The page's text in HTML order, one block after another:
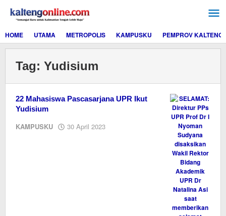
konten
HOME
UTAMA METROPOLIS KAMPUSKU PEMPROV KALTENG
Tag: Yudisium
22 Mahasiswa Pascasarjana UPR Ikut
Yudisium
KAMPUSKU 30 April 2023